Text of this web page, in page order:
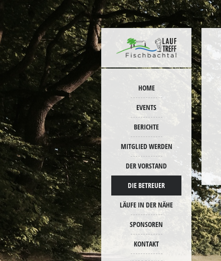
HOME
EVENTS
BERICHTE
MITGLIED WERDEN
DER VORSTAND
DIE BETREUER
LÄUFE IN DER NÄHE
SPONSOREN
KONTAKT